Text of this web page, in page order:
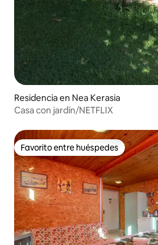
Residencia en Nea Kerasia
Casa con jardín/NETFLIX
Favorito entre huéspedes
Favorito entre huéspedes